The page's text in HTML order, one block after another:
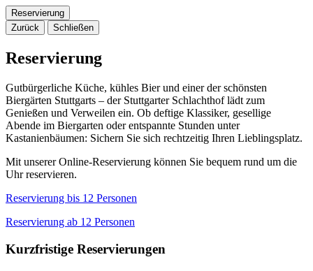
Reservierung
Zurück
Schließen
Reservierung
Gutbürgerliche Küche, kühles Bier und einer der schönsten
Biergärten Stuttgarts – der Stuttgarter Schlachthof lädt zum
Genießen und Verweilen ein. Ob deftige Klassiker, gesellige
Abende im Biergarten oder entspannte Stunden unter
Kastanienbäumen: Sichern Sie sich rechtzeitig Ihren Lieblingsplatz.
Mit unserer Online-Reservierung können Sie bequem rund um die
Uhr reservieren.
Reservierung bis 12 Personen
Reservierung ab 12 Personen
Kurzfristige Reservierungen